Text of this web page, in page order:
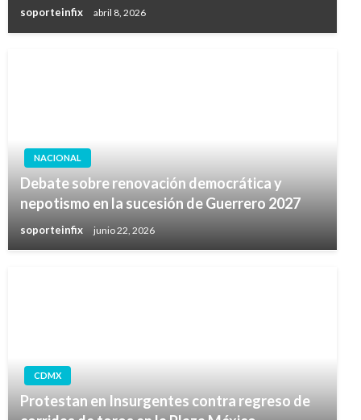
soporteinfix abril 8, 2026
NACIONAL
Debate sobre renovación democrática y
nepotismo en la sucesión de Guerrero 2027
soporteinfix junio 22, 2026
CDMX
Protestan en Insurgentes contra regreso de